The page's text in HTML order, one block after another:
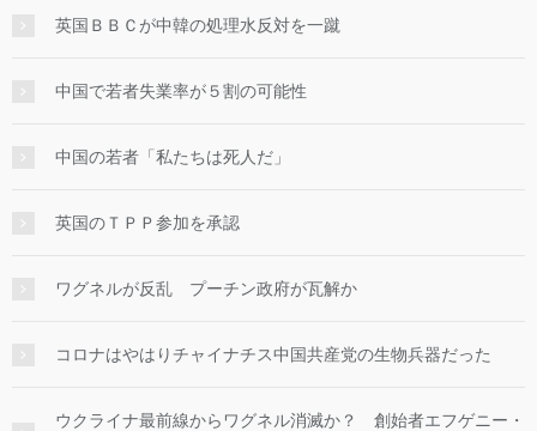
英国ＢＢＣが中韓の処理水反対を一蹴
中国で若者失業率が５割の可能性
中国の若者「私たちは死人だ」
英国のＴＰＰ参加を承認
ワグネルが反乱 プーチン政府が瓦解か
コロナはやはりチャイナチス中国共産党の生物兵器だった
ウクライナ最前線からワグネル消滅か？ 創始者エフゲニー・